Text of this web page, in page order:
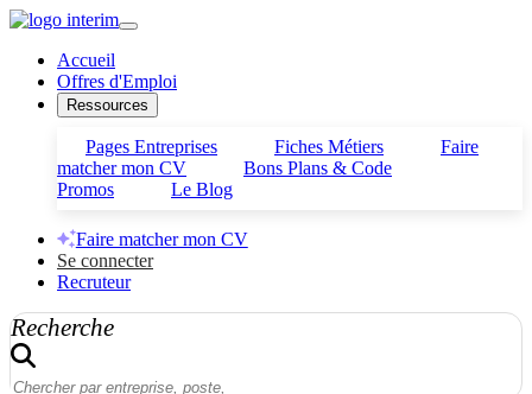
Accueil
Offres d'Emploi
Ressources
Pages Entreprises Fiches Métiers
Faire
matcher mon CV
Bons Plans & Code
Promos
Le Blog
Faire matcher mon CV
Se connecter
Recruteur
Recherche